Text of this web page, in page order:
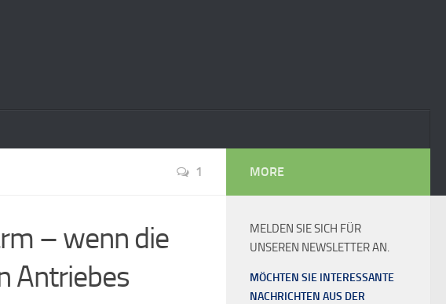
1
– wenn die
Antriebes
MORE
MELDEN SIE SICH FÜR
UNSEREN NEWSLETTER AN.
MÖCHTEN SIE INTERESSANTE
NACHRICHTEN AUS DER